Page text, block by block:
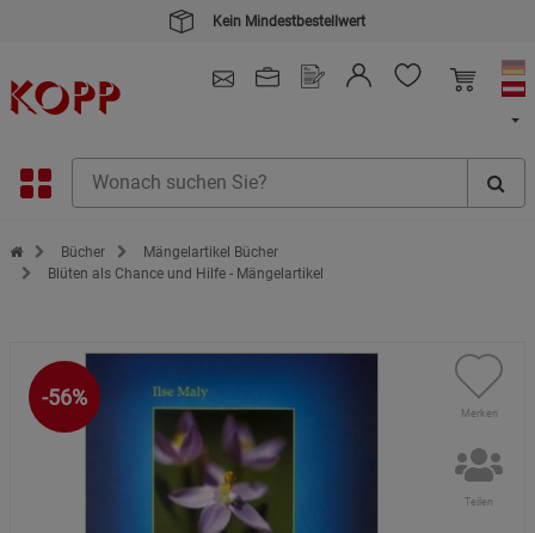
Kein Mindestbestellwert
Zur Startseite des Kopp Verlag Online-Shop
Bücher
Mängelartikel Bücher
Blüten als Chance und Hilfe - Mängelartikel
-56%
Merken
Teilen